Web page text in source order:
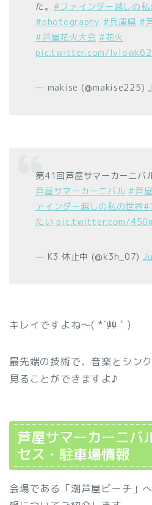
た。 #ファインダー越しの私
#photography #兵庫県 #
#芦屋花火大会 #花火
pic.twitter.com/
— makise (@makise225)
第41回芦屋サマーカーニバ
芦屋サマーカーニバル #芦屋
ァインダー越しの私の世界#
たい pic.twitter.com/
— K3 休止中 (@k3h_07)
キレイですよね～( *´艸｀)
最先端の技術で、音楽とシン
見ることができますよ♪
芦屋サマーカーニバ
セス・駐車場情報
会場である「潮芦屋ビーチ」